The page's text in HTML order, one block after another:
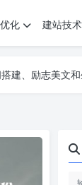
化
建站技术
无论您是对AI技术、建
无论您是对AI技术、建